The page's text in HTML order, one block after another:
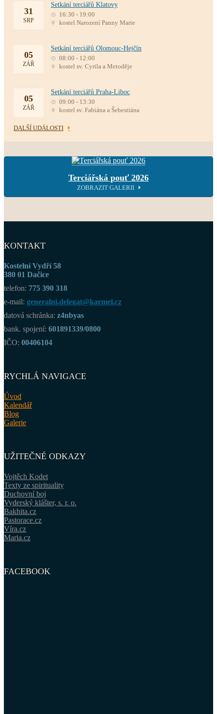
31
SRP
Setkání terciářů Klatovy
16:30 - 19:00
kostel Narození Panny Marie
05
ZÁŘ
Setkání terciářů Olomouc-Hejčín
08:00 - 12:00
kostel sv. Cyrila a Metoděje
05
ZÁŘ
Setkání terciářů Praha-Liboc
09:00 - 13:30
kostel sv. Fabiána a Šebestiána
DALŠÍ UDÁLOSTI
Terciářská pouť 2026
ZOBRAZIT GALERII
KONTAKT
Kostelní Vydří 58
380 01 Dačice
telefon: 775 390 318
e-mail: generalni.delegat@karmel.cz
datová schránka: z4nbyas
bank. spojení: 601891339/0800
IČO: 00406104
RYCHLÁ NAVIGACE
Úvod
Kalendář
Blog
Galerie
UŽITEČNÉ ODKAZY
Vojtěch Kodet
Texty ze spirituality
Duchovní boj
Vyderský klášter, s. r. o.
Bakhita.cz
Pastorace.cz
Víra.cz
Maria.cz
FACEBOOK